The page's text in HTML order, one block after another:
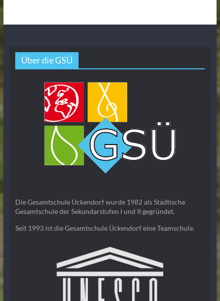
Über die GSÜ
Die Gesamtschule Ückendorf wurde 1982 als Städtische
Gesamtschule der Sekundarstufen I und II gegründet.
Seit 1993 ist die Gesamtschule Ückendorf eine Teamschule.